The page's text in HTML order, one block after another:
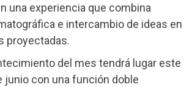
una experiencia que combina
e intercambio de ideas en
proyectadas.
del mes tendrá lugar este
junio con una función doble